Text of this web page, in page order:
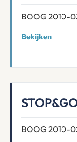
BOOG 2010-
Bekijken
STOP&GO
BOOG 2010-